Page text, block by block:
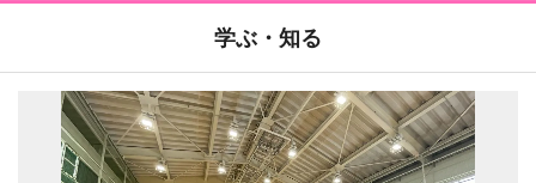
学ぶ・知る